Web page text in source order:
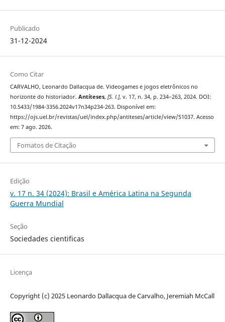
Publicado
31-12-2024
Como Citar
CARVALHO, Leonardo Dallacqua de. Videogames e jogos eletrônicos no
horizonte do historiador. Antíteses, [S. l.], v. 17, n. 34, p. 234–263, 2024. DOI:
10.5433/1984-3356.2024v17n34p234-263. Disponível em:
https://ojs.uel.br/revistas/uel/index.php/antiteses/article/view/51037. Acesso
em: 7 ago. 2026.
Fomatos de Citação
Edição
v. 17 n. 34 (2024): Brasil e América Latina na Segunda
Guerra Mundial
Seção
Sociedades cientificas
Licença
Copyright (c) 2025 Leonardo Dallacqua de Carvalho, Jeremiah McCall